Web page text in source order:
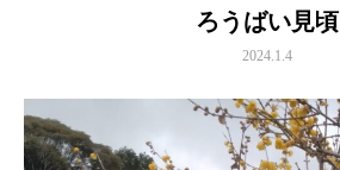
ろうばい見頃
2024.1.4